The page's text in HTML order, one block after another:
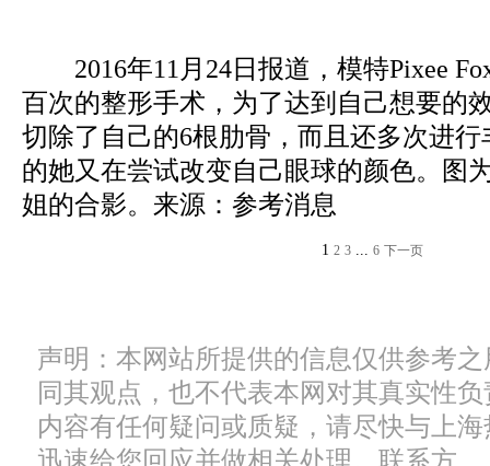
2016年11月24日报道，模特Pixee
百次的整形手术，为了达到自己想要的
切除了自己的6根肋骨，而且还多次进
的她又在尝试改变自己眼球的颜色。图
姐的合影。来源：参考消息
1 2 3 ... 6 下一页
声明：本网站所提供的信息仅供参考
同其观点，也不代表本网对其真实性
内容有任何疑问或质疑，请尽快与上